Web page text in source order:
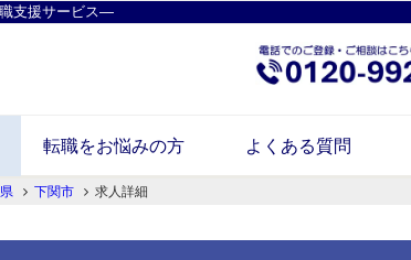
支援サービス―
転職をお悩みの方 よくある質問
下関市 求人詳細